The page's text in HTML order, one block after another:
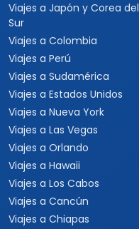
Viajes a Japón y Corea del
Sur
Viajes a Colombia
Viajes a Perú
Viajes a Sudamérica
Viajes a Estados Unidos
Viajes a Nueva York
Viajes a Las Vegas
Viajes a Orlando
Viajes a Hawaii
Viajes a Los Cabos
Viajes a Cancún
Viajes a Chiapas